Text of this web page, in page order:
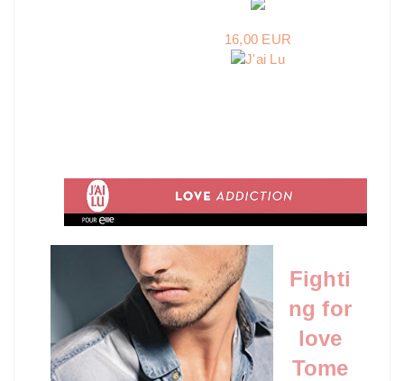
16,00 EUR
Fighti
ng for
love
Tome